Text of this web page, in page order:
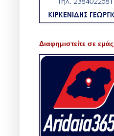
Διαφημιστείτε σε εμάς